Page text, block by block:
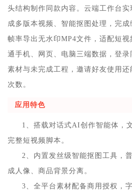
头结构制作同款内容。云端工作台
成多版本视频、智能抠图处理，完成
帧率导出无水印MP4文件，适配短
通手机、网页、电脑三端数据，登录
素材与未完成工程，邀请好友使用
次数。
应用特色
1、搭载对话式AI创作智能体，
完整短视频脚本。
2、内置发丝级智能抠图工具，
成人像、商品背景分离。
3、全平台素材配备商用授权，